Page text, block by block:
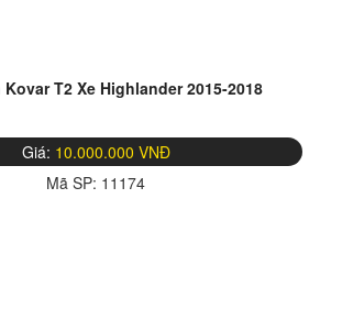
Kovar T2 Xe Highlander 2015-2018
Giá: 10.000.000 VNĐ
Mã SP: 11174